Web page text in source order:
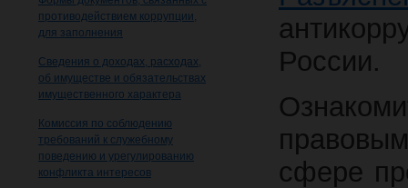
противодействием коррупции,
для заполнения
Сведения о доходах, расходах,
об имуществе и обязательствах
имущественного характера
Комиссия по соблюдению
требований к служебному
поведению и урегулированию
конфликта интересов
России.
сфере